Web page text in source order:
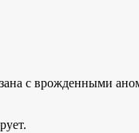
с врожденными